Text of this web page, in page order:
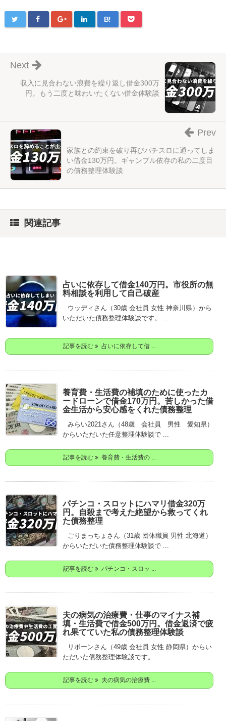
B!
収入に見合わない浪費を繰り返し借金300万
円。もう二度と味わいたくない借金体験談
Next
家族との約束を破り再びパチスロに通ってしま
い借金130万円。ギャンブル依存の私の二度目
の債務整理体験談
Prev
関連記事
占いに依存して借金140万円。市役所の無
料相談を利用して自己破産
ウッディさん（30歳 会社員 女性 神奈川県）から
いただいた債務整理体験談です。 ...
記事を読む 占いに依存して借 ...
養育費・生活費の補填のために使ったカ
ードローンで借金170万円。苦しかった借
金生活から安心感をくれた債務整理
みらい2021さん（48歳 会社員 男性 愛知県）
からいただいた任意整理体験談で ...
記事を読む 養育費・生活費の ...
パチンコ・スロットにハマリ借金320万
円。自殺まで考えた絶望から救ってくれ
た債務整理
ごりまっちょさん（31歳 団体職員 男性 北海道）
からいただいた債務整理体験談で ...
記事を読む パチンコ・スロッ ...
夫の病気の治療費・仕事のマイナス補
填・生活費で借金500万円。借金返済で疲
れ果てていた私の債務整理体験談
リボーンさん（49歳 会社員 女性 静岡県）からい
ただいた債務整理体験談です。 ...
記事を読む 夫の病気の治療費 ...